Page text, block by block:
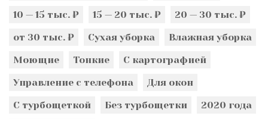
10 — 15 тыс. ₽
15 — 20 тыс. ₽
20 — 30 тыс. ₽
от 30 тыс. ₽
Сухая уборка
Влажная уборка
Моющие
Тонкие
С картографией
Управление с телефона
Для окон
С турбощеткой
Без турбощетки
2020 года